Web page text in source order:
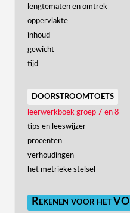
lengtematen en omtrek
oppervlakte
inhoud
gewicht
tijd
doorstroomtoets
leerwerkboek groep 7 en 8
tips en leeswijzer
procenten
verhoudingen
het metrieke stelsel
Rekenen voor het VO